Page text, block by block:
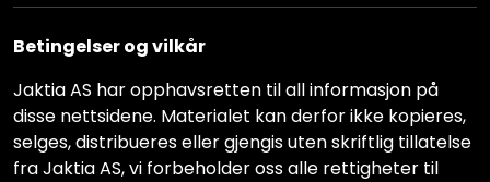
Betingelser og vilkår
Jaktia AS har opphavsretten til all informasjon på
disse nettsidene. Materialet kan derfor ikke kopieres,
selges, distribueres eller gjengis uten skriftlig tillatelse
fra Jaktia AS, vi forbeholder oss alle rettigheter til